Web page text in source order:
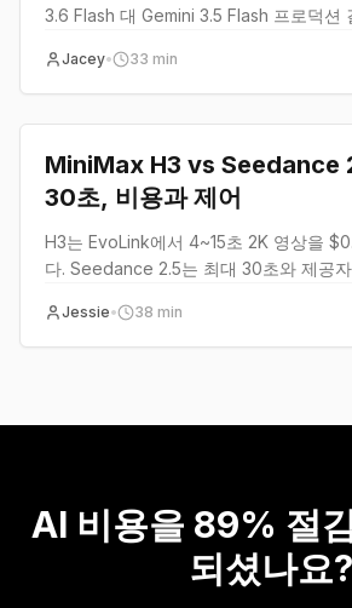
3.6 Flash 대 Gemini 3.5 Flash 프로덕션
Jacey• 33 min
비교
MiniMax H3 vs Seedance
30초, 비용과 제어
H3는 EvoLink에서 4~15초 2K 영상을
다. Seedance 2.5는 최대 30초와 제공
적합성을 비교합니다.
Jessie• 38 min
AI 비용을 89% 절
되셨나요?